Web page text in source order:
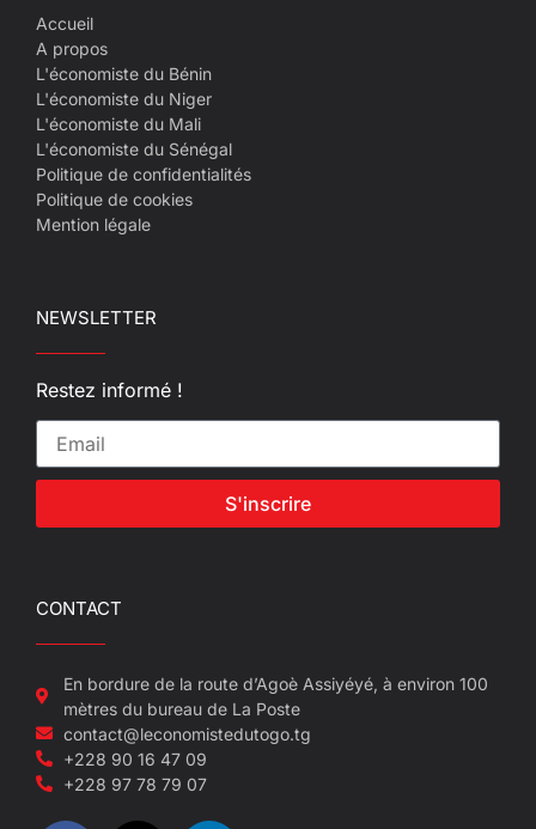
Accueil
A propos
L'économiste du Bénin
L'économiste du Niger
L'économiste du Mali
L'économiste du Sénégal
Politique de confidentialités
Politique de cookies
Mention légale
NEWSLETTER
Restez informé !
S'inscrire
CONTACT
En bordure de la route d’Agoè Assiyéyé, à environ 100
mètres du bureau de La Poste
contact@leconomistedutogo.tg
+228 90 16 47 09
+228 97 78 79 07